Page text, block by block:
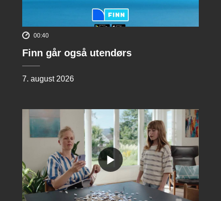
00:40
Finn går også utendørs
7. august 2026